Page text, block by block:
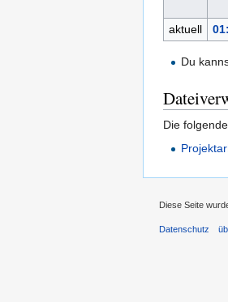
aktuell
Du
Die
Diese Seite
Datenschutz